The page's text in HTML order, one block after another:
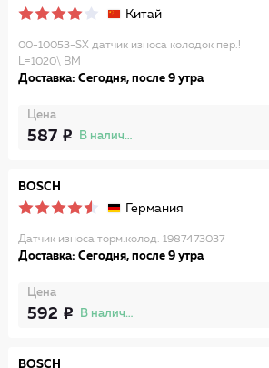
Китай
00-10053-SX датчик износа колодок пер.!
L=1020\ BM
Доставка: Сегодня, после 9 утра
Цена
587 В наличии
BOSCH
Германия
Датчик износа торм.колод. 1987473037
Доставка: Сегодня, после 9 утра
Цена
592 В наличии
BOSCH